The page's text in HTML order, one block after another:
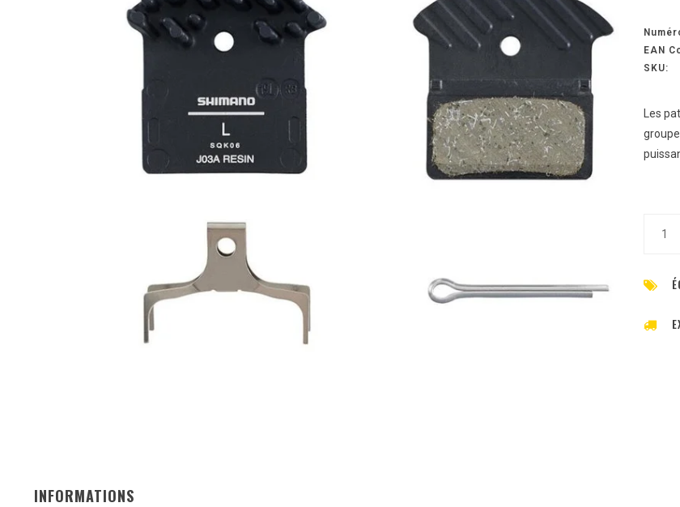
EAN
SKU:
Les
INFORMATIONS